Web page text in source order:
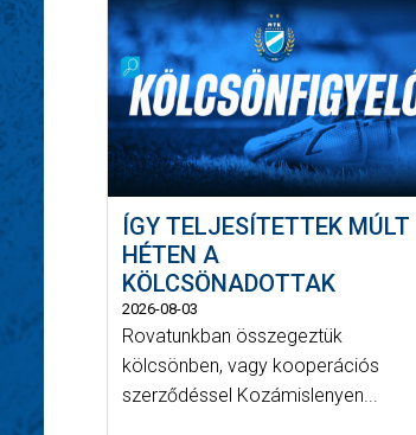
ÍGY TELJESÍTETTEK MÚLT
HÉTEN A
KÖLCSÖNADOTTAK
2026-08-03
Rovatunkban összegeztük
kölcsönben, vagy kooperációs
szerződéssel Kozámislenyen...